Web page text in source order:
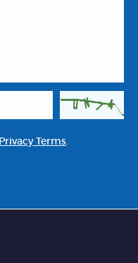
Privacy Terms.